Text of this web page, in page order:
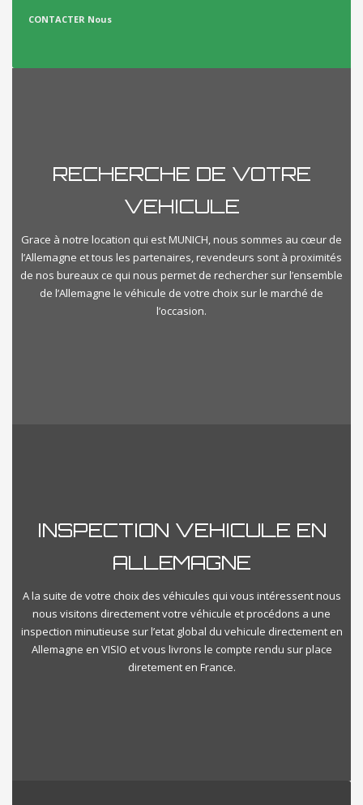
Automatique
Prix
€500 €1000000
CONTACTER Nous
RECHERCHE DE VOTRE
VEHICULE
Grace à notre location qui est MUNICH, nous sommes au cœur de
l’Allemagne et tous les partenaires, revendeurs sont à proximités
de nos bureaux ce qui nous permet de rechercher sur l’ensemble
de l’Allemagne le véhicule de votre choix sur le marché de
l’occasion.
INSPECTION VEHICULE EN
ALLEMAGNE
A la suite de votre choix des véhicules qui vous intéressent nous
nous visitons directement votre véhicule et procédons a une
inspection minutieuse sur l’etat global du vehicule directement en
Allemagne en VISIO et vous livrons le compte rendu sur place
diretement en France.